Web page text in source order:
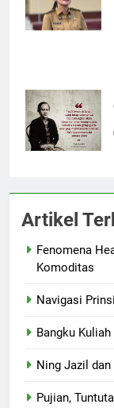
Artikel
Fenomena
Komoditas
Navigasi
Bangku
Ning Jazil
Pujian,